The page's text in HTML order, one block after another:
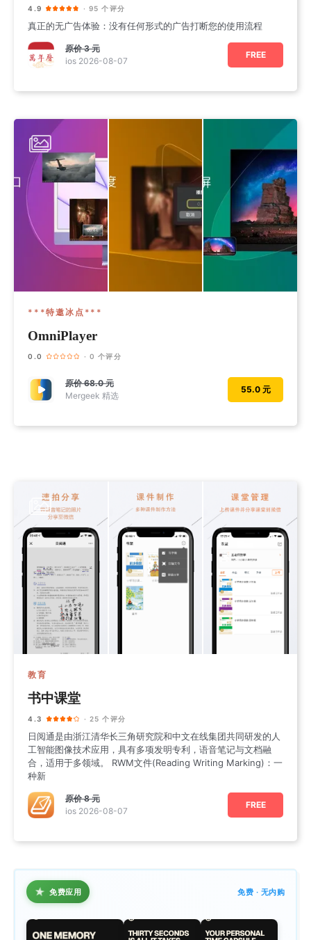
4.9 · 95 个评分
真正的无广告体验：没有任何形式的广告打断您的使用流程
原价3 元
ios 2026-08-07
FREE
***特邀冰点***
OmniPlayer
0.0 · 0 个评分
原价68.0 元
Mergeek 精选
55.0 元
教育
书中课堂
4.3 · 25 个评分
日阅通是由浙江清华长三角研究院和中文在线集团共同研发的人
工智能图像技术应用，具有多项发明专利，语音笔记与文档融
合，适用于多领域。 RWM文件(Reading Writing Marking)：一
种新
原价8 元
ios 2026-08-07
FREE
★ 免费应用 免费 · 无内购